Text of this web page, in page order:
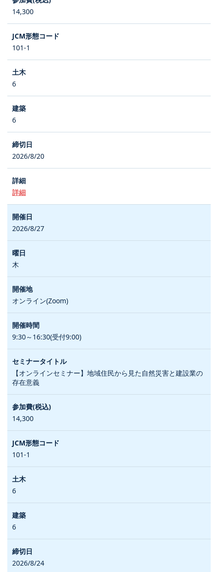
14,300
101-1
6
6
2026/8/20
詳細
2026/8/27
木
オンライン(Zoom)
9:30～16:30(受付9:00)
【オンラインセミナー】地域住民から見た自然災害と建設業の
存在意義
14,300
101-1
6
6
2026/8/24